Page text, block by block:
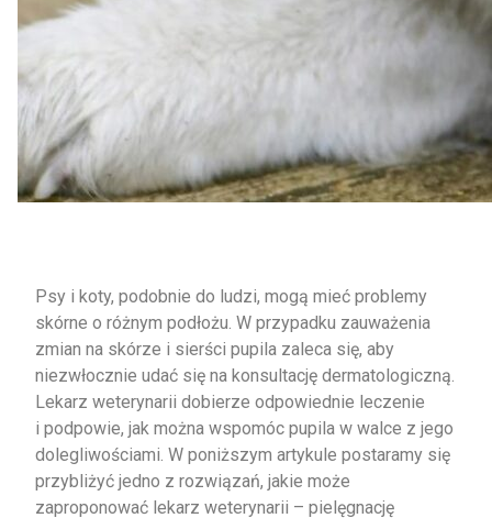
Psy i koty, podobnie do ludzi, mogą mieć problemy
skórne o różnym podłożu. W przypadku zauważenia
zmian na skórze i sierści pupila zaleca się, aby
niezwłocznie udać się na konsultację dermatologiczną.
Lekarz weterynarii dobierze odpowiednie leczenie
i podpowie, jak można wspomóc pupila w walce z jego
dolegliwościami. W poniższym artykule postaramy się
przybliżyć jedno z rozwiązań, jakie może
zaproponować lekarz weterynarii – pielęgnację